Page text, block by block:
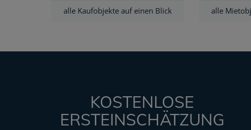
alle Kaufobjekte auf einen Blick alle
KOSTENLOSE
ERSTEINSCHÄTZUNG